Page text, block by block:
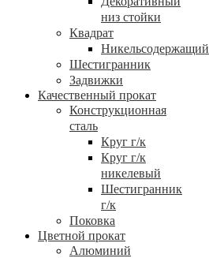
низ стойки
Квадрат
Никельсодержащий
Шестигранник
Задвижки
Качественный прокат
Конструкционная
сталь
Круг г/к
Круг г/к
никелевый
Шестигранник
г/к
Поковка
Цветной прокат
Алюминий